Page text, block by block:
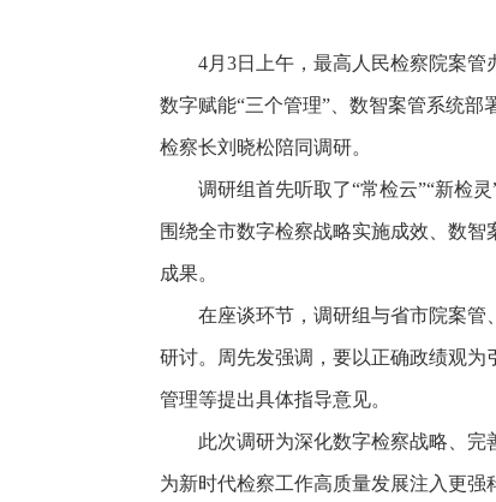
4月3日上午，最高人民检察院案
数字赋能“三个管理”、数智案管系统
检察长刘晓松陪同调研。
调研组首先听取了“常检云”“新检
围绕全市数字检察战略实施成效、数
成果。
在座谈环节，调研组与省市院案
研讨。周先发强调，要以正确政绩观
管理等提出具体指导意见。
此次调研为深化数字检察战略、完
为新时代检察工作高质量发展注入更强